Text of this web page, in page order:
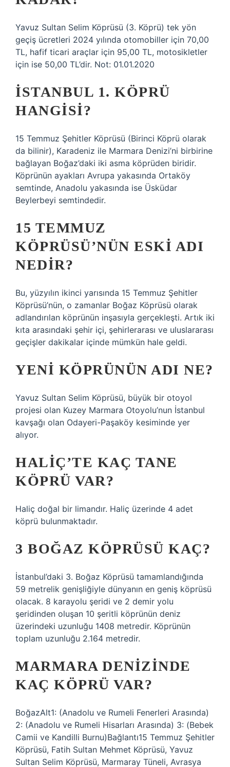
Yavuz Sultan Selim Köprüsü (3. Köprü) tek yön
geçiş ücretleri 2024 yılında otomobiller için 70,00
TL, hafif ticari araçlar için 95,00 TL, motosikletler
için ise 50,00 TL’dir. Not: 01.01.2020
İSTANBUL 1. KÖPRÜ
HANGISI?
15 Temmuz Şehitler Köprüsü (Birinci Köprü olarak
da bilinir), Karadeniz ile Marmara Denizi’ni birbirine
bağlayan Boğaz’daki iki asma köprüden biridir.
Köprünün ayakları Avrupa yakasında Ortaköy
semtinde, Anadolu yakasında ise Üsküdar
Beylerbeyi semtindedir.
15 TEMMUZ
KÖPRÜSÜ’NÜN ESKI ADI
NEDIR?
Bu, yüzyılın ikinci yarısında 15 Temmuz Şehitler
Köprüsü’nün, o zamanlar Boğaz Köprüsü olarak
adlandırılan köprünün inşasıyla gerçekleşti. Artık iki
kıta arasındaki şehir içi, şehirlerarası ve uluslararası
geçişler dakikalar içinde mümkün hale geldi.
YENI KÖPRÜNÜN ADI NE?
Yavuz Sultan Selim Köprüsü, büyük bir otoyol
projesi olan Kuzey Marmara Otoyolu’nun İstanbul
kavşağı olan Odayeri-Paşaköy kesiminde yer
alıyor.
HALIÇ’TE KAÇ TANE
KÖPRÜ VAR?
Haliç doğal bir limandır. Haliç üzerinde 4 adet
köprü bulunmaktadır.
3 BOĞAZ KÖPRÜSÜ KAÇ?
İstanbul’daki 3. Boğaz Köprüsü tamamlandığında
59 metrelik genişliğiyle dünyanın en geniş köprüsü
olacak. 8 karayolu şeridi ve 2 demir yolu
şeridinden oluşan 10 şeritli köprünün deniz
üzerindeki uzunluğu 1408 metredir. Köprünün
toplam uzunluğu 2.164 metredir.
MARMARA DENIZINDE
KAÇ KÖPRÜ VAR?
BoğazAlt1: (Anadolu ve Rumeli Fenerleri Arasında)
2: (Anadolu ve Rumeli Hisarları Arasında) 3: (Bebek
Camii ve Kandilli Burnu)Bağlantı15 Temmuz Şehitler
Köprüsü, Fatih Sultan Mehmet Köprüsü, Yavuz
Sultan Selim Köprüsü, Marmaray Tüneli, Avrasya